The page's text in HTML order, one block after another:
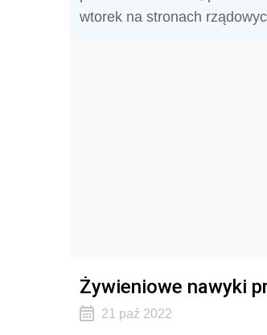
wtorek na stronach
Żywieniowe nawyki
21 paź 2022